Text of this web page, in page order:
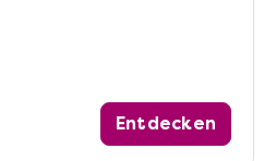
Entdecken